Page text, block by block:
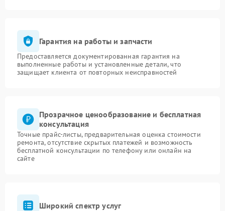
Гарантия на работы и запчасти
Предоставляется документированная гарантия на
выполненные работы и установленные детали, что
защищает клиента от повторных неисправностей
Прозрачное ценообразование и бесплатная
консультация
Точные прайс-листы, предварительная оценка стоимости
ремонта, отсутствие скрытых платежей и возможность
бесплатной консультации по телефону или онлайн на
сайте
Широкий спектр услуг